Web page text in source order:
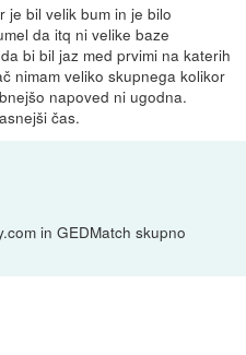
je bil velik bum in je bilo
da itq ni velike baze
bi bil jaz med prvimi na katerih
nimam veliko skupnega kolikor
napoved ni ugodna.
čas.
in GEDMatch skupno